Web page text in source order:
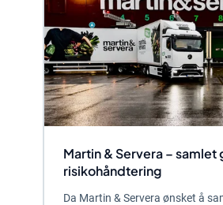
Martin & Servera – samlet
risikohåndtering
Da Martin & Servera ønsket å